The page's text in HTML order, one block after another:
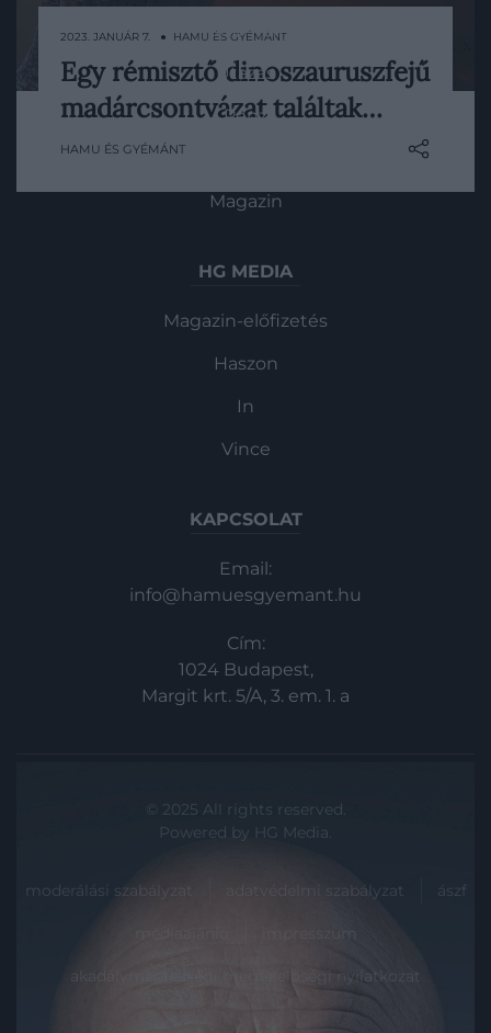
Mostanra bátran kijelenthetjük, hogy a
madarak a dinoszauruszok leszármazottai,
evolúciós folyamat.
2023. JANUÁR 7. ● HAMU ÉS GYÉMÁNT
Egy rémisztő dinoszauruszfejű
madárcsontvázat találtak…
HAMU ÉS GYÉMÁNT
Tudomány
Utazás
Pénz
Magazin
HG MEDIA
Magazin-előfizetés
Haszon
In
Vince
KAPCSOLAT
Email:
info@hamuesgyemant.hu
Cím:
1024 Budapest,
Margit krt. 5/A, 3. em. 1. a
© 2025 All rights reserved.
Powered by HG Media.
moderálási szabályzat adatvédelmi szabályzat ászf
impresszum
akadálymentességi megfelelőségi nyilatkozat